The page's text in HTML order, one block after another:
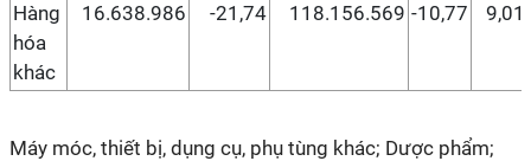
Hàng
hóa
khác
16.638.986 -21,74 118.156.569 -10,77 9,01
Máy móc, thiết bị, dụng cụ, phụ tùng khác; Dược phẩm;